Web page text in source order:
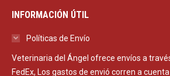
INFORMACIÓN ÚTIL
Políticas de Envío
Veterinaria del Ángel ofrece envíos a
FedEx, Los gastos de envió corren a